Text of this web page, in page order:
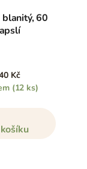
blanitý, 60
Kč
(12 ks)